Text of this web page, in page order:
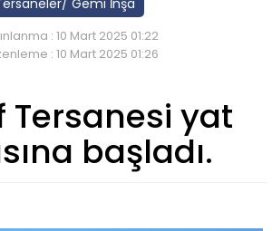
: 10 Mart 2025 01:22
: 10 Mart 2025 01:26
Tersanesi yat
başladı.